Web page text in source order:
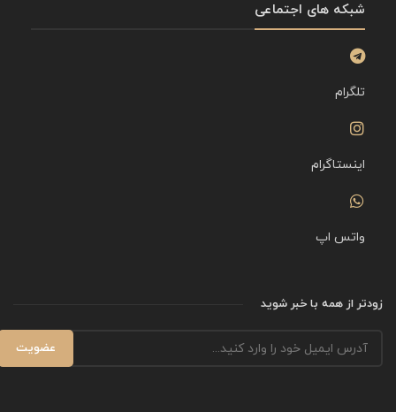
شبکه های اجتماعی
تلگرام
اینستاگرام
واتس اپ
زودتر از همه با خبر شوید